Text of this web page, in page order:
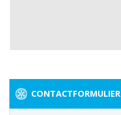
CONTACTFORMULIER